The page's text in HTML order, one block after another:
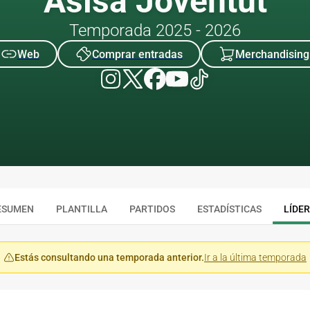
Temporada 2025 - 2026
Web Comprar entradas Merchandising
PLANTILLA PARTIDOS ESTADÍSTICAS
Estás consultando una temporada anterior.Ir a la última temporada